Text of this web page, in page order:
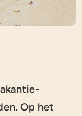
Op het